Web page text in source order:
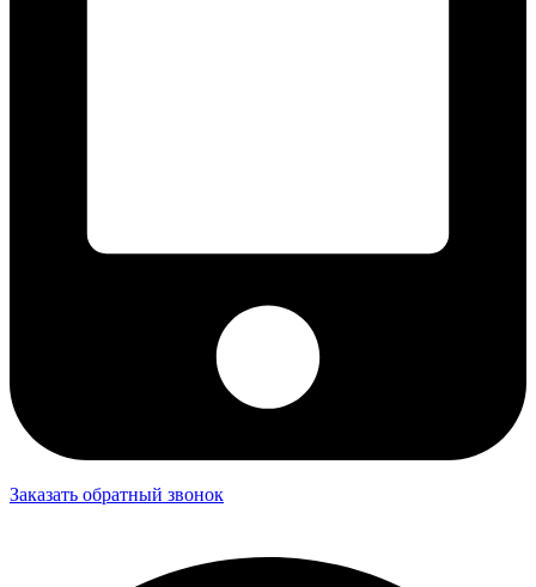
Заказать обратный звонок